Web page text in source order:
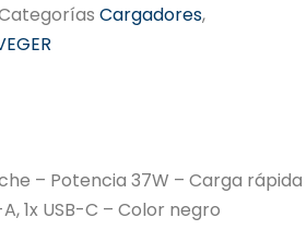
Cargadores,
– Potencia 37W – Carga rápida
1x USB-C – Color negro